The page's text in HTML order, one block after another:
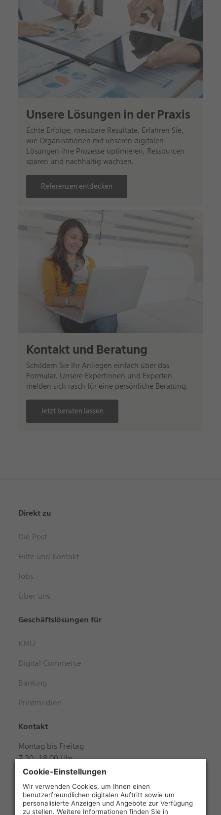
Unsere Lösungen in der Praxis
Echte Erfolge, messbare Resultate. Erfahren Sie,
wie Organisationen mit unseren digitalen
Lösungen ihre Prozesse optimieren, Ressourcen
sparen und nachhaltig wachsen.
Referenzen entdecken
Kontakt und Beratung
Schildern Sie Ihr Anliegen einfach über das
Formular. Unsere Expertinnen und Experten
melden sich rasch für eine persönliche Beratung.
Jetzt beraten lassen
Direkt zu
Die Post
Hilfe und Kontakt
Jobs
Über uns
Geschäftslösungen für
KMU
Digital Commerce
Banking
Printmedien
Kontakt
Montag bis Freitag
7.30–18.00 Uhr
Samstag
8.00–12.00 Uhr
+41 848 888 888